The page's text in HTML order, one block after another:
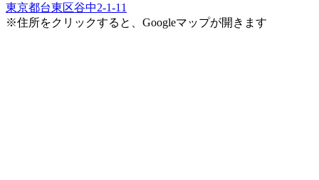
東京都台東区谷中2-1-11
※住所をクリックすると、Googleマップが開きます